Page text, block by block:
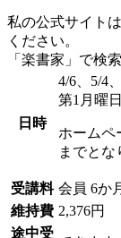
私の公式サイト
ください。
「楽書家」で検
日時
4/6、5/4
第1月曜
ホームペ
までとな
受講料 会員 6か
維持費 2,376円
途中受